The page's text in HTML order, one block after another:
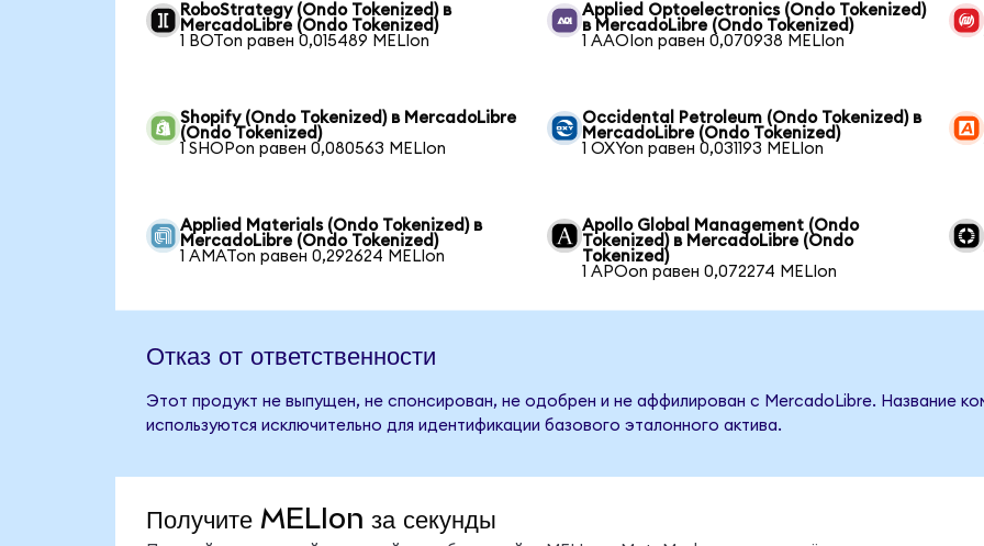
RoboStrategy (Ondo Tokenized) в
MercadoLibre (Ondo Tokenized)
1 BOTon равен 0,015489 MELIon
Applied Optoelectronics (Ondo Tokenized)
в MercadoLibre (Ondo Tokenized)
1 AAOIon равен 0,070938 MELIon
Shopify (Ondo Tokenized) в MercadoLibre
(Ondo Tokenized)
1 SHOPon равен 0,080563 MELIon
Occidental Petroleum (Ondo Tokenized) в
MercadoLibre (Ondo Tokenized)
1 OXYon равен 0,031193 MELIon
Applied Materials (Ondo Tokenized) в
MercadoLibre (Ondo Tokenized)
1 AMATon равен 0,292624 MELIon
Apollo Global Management (Ondo
Tokenized) в MercadoLibre (Ondo
Tokenized)
1 APOon равен 0,072274 MELIon
Отказ от ответственности
Этот продукт не выпущен, не спонсирован, не одобрен и не аффилирован с MercadoLibre. Название
используются исключительно для идентификации базового эталонного актива.
Получите MELIon за секунды